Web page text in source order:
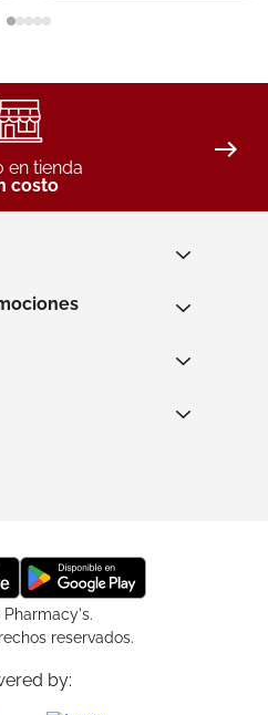
en tienda
costo
reservados.
by: